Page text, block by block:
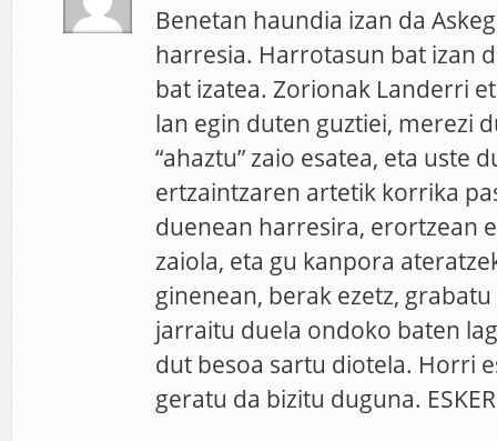
Benetan haundia izan da
harresia. Harrotasun bat izan
bat izatea. Zorionak Landerri
lan egin duten guztiei, merezi
“ahaztu” zaio esatea, eta uste
ertzaintzaren artetik korrika
duenean harresira, erortzean
zaiola, eta gu kanpora
ginenean, berak ezetz,
jarraitu duela ondoko baten
dut besoa sartu diotela. Horri
geratu da bizitu duguna.